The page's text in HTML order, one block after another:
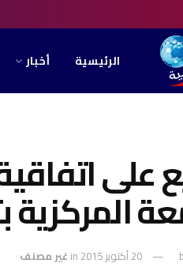
الرئيسية أخبار
على
20 أكتوبر 2015 in غير مصنف